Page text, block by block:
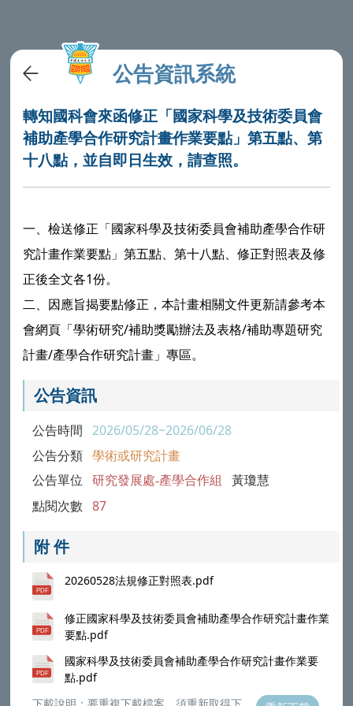
公告資訊系統
轉知國科會來函修正「國家科學及技術委員會
補助產學合作研究計畫作業要點」第五點、第
十八點，並自即日生效，請查照。
一、檢送修正「國家科學及技術委員會補助產學合作研
究計畫作業要點」第五點、第十八點、修正對照表及修
正後全文各1份。
二、因應旨揭要點修正，本計畫相關文件更新請參考本
會網頁「學術研究/補助獎勵辦法及表格/補助專題研究
計畫/產學合作研究計畫」專區。
公告資訊
公告時間 2026/05/28~2026/06/28
公告分類 學術或研究計畫
公告單位 研究發展處-產學合作組 黃瓊慧
點閱次數 87
附 件
20260528法規修正對照表.pdf
修正國家科學及技術委員會補助產學合作研究計畫作業
要點.pdf
國家科學及技術委員會補助產學合作研究計畫作業要
點.pdf